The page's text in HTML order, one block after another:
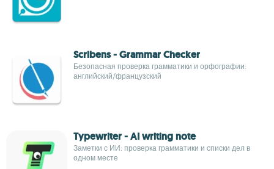
Scribens - Grammar Checker
Безопасная проверка грамматики и орфографии:
английский/французский
Typewriter - AI writing note
Заметки с ИИ: проверка грамматики и списки дел в
одном месте